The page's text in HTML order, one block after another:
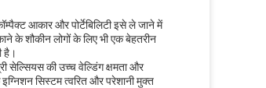
आकार और पोर्टेबिलिटी इसे ले जाने में
के शौकीन लोगों के लिए भी एक बेहतरीन
है।
सेल्सियस की उच्च वेल्डिंग क्षमता और
सिस्टम त्वरित और परेशानी मुक्त